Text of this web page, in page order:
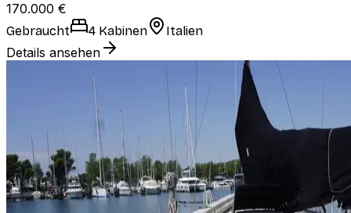
170.000 €
Gebraucht 4 Kabinen Italien
Details ansehen